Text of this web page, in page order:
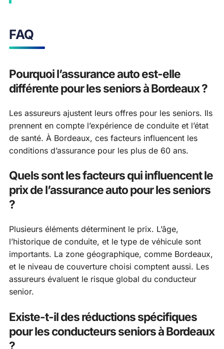
FAQ
Pourquoi l’assurance auto est-elle
différente pour les seniors à Bordeaux ?
Les assureurs ajustent leurs offres pour les seniors. Ils
prennent en compte l’expérience de conduite et l’état
de santé. À Bordeaux, ces facteurs influencent les
conditions d’assurance pour les plus de 60 ans.
Quels sont les facteurs qui influencent le
prix de l’assurance auto pour les seniors
?
Plusieurs éléments déterminent le prix. L’âge,
l’historique de conduite, et le type de véhicule sont
importants. La zone géographique, comme Bordeaux,
et le niveau de couverture choisi comptent aussi. Les
assureurs évaluent le risque global du conducteur
senior.
Existe-t-il des réductions spécifiques
pour les conducteurs seniors à Bordeaux
?